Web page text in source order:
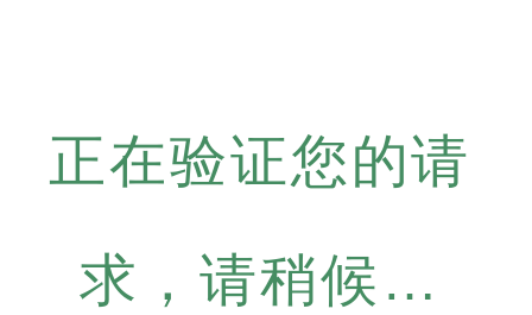
正在验证您的请
求，请稍候…